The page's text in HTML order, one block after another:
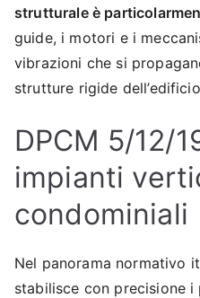
strutturale è
guide, i motori e i
vibrazioni che si
strutture rigide
DPCM 5/12/
impianti
condominiali
Nel panorama normativo
stabilisce con precisione